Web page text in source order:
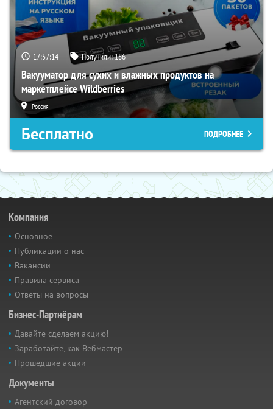
17:57:13 Получили:186
Вакууматор для сухих и влажных продуктов на
маркетплейсе Wildberries
Россия
Бесплатно ПОДРОБНЕЕ
Компания
Основное
Публикации о нас
Вакансии
Правила сервиса
Ответы на вопросы
Бизнес-Партнёрам
Давайте сделаем акцию!
Заработайте, как Вебмастер
Прошедшие акции
Документы
Агентский договор